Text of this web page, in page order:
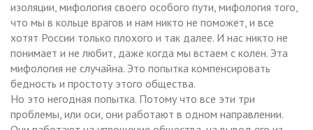
изоляции, мифология своего особого пути, мифология того,
что мы в кольце врагов и нам никто не поможет, и все
хотят России только плохого и так далее. И нас никто не
понимает и не любит, даже когда мы встаем с колен. Эта
мифология не случайна. Это попытка компенсировать
бедность и простоту этого общества.
Но это негодная попытка. Потому что все эти три
проблемы, или оси, они работают в одном направлении.